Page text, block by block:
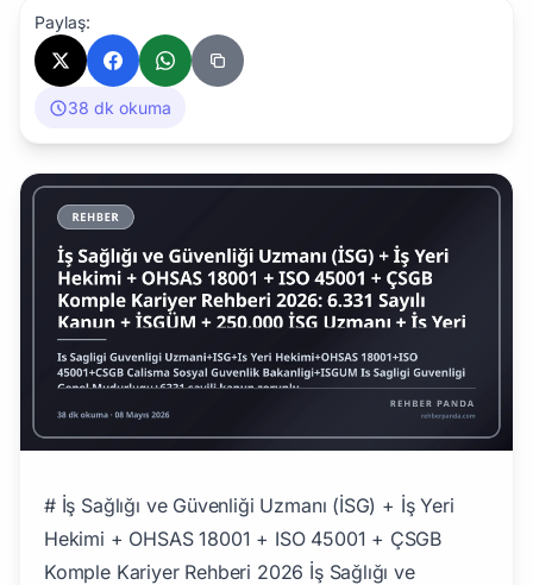
Paylaş:
38 dk okuma
# İş Sağlığı ve Güvenliği Uzmanı (İSG) + İş Yeri
Hekimi + OHSAS 18001 + ISO 45001 + ÇSGB
Komple Kariyer Rehberi 2026 İş Sağlığı ve